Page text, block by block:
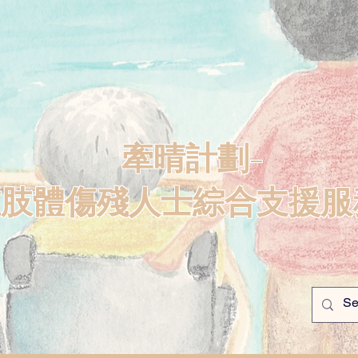
牽晴計劃-
體傷殘人士綜合支援